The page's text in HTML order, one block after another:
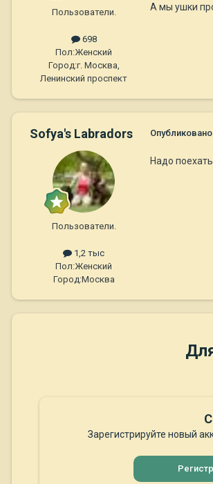
Пользователи.
698
Пол:Женский
Город:г. Москва,
Ленинский проспект
А мы ушки
Sofya's Labradors
Пользователи.
1,2 тыс
Пол:Женский
Город:Москва
Опубликовано
Надо
Зарегистрируйте новый